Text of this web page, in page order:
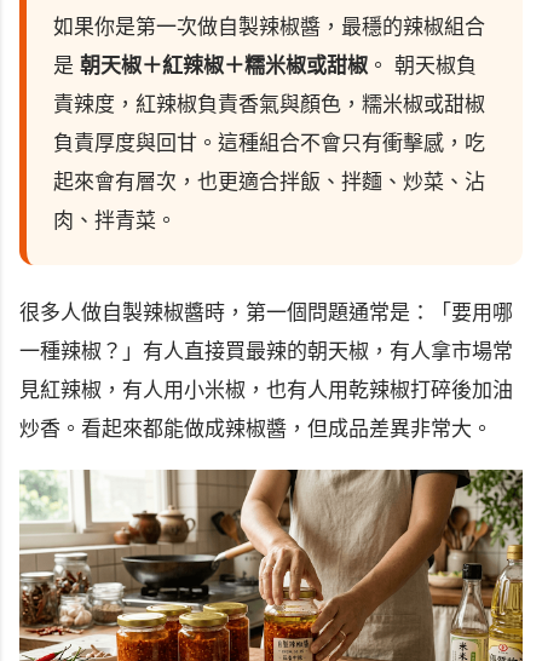
如果你是第一次做自製辣椒醬，最穩的辣椒組合
是 朝天椒＋紅辣椒＋糯米椒或甜椒 。 朝天椒負
責辣度，紅辣椒負責香氣與顏色，糯米椒或甜椒
負責厚度與回甘。這種組合不會只有衝擊感，吃
起來會有層次，也更適合拌飯、拌麵、炒菜、沾
肉、拌青菜。
很多人做自製辣椒醬時，第一個問題通常是：「要用哪
一種辣椒？」有人直接買最辣的朝天椒，有人拿市場常
見紅辣椒，有人用小米椒，也有人用乾辣椒打碎後加油
炒香。看起來都能做成辣椒醬，但成品差異非常大。